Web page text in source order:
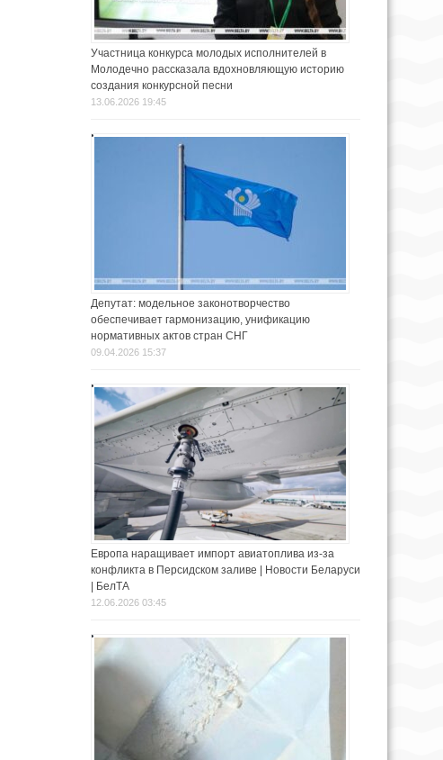
Участница конкурса молодых исполнителей в
Молодечно рассказала вдохновляющую историю
создания конкурсной песни
13.06.2026 19:45
Депутат: модельное законотворчество
обеспечивает гармонизацию, унификацию
нормативных актов стран СНГ
09.04.2026 15:37
Европа наращивает импорт авиатоплива из-за
конфликта в Персидском заливе | Новости Беларуси
| БелТА
12.06.2026 03:45